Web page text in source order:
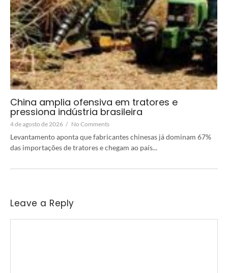
China amplia ofensiva em tratores e
pressiona indústria brasileira
4 de agosto de 2026 / No Comments
Levantamento aponta que fabricantes chinesas já dominam 67%
das importações de tratores e chegam ao país...
Leave a Reply